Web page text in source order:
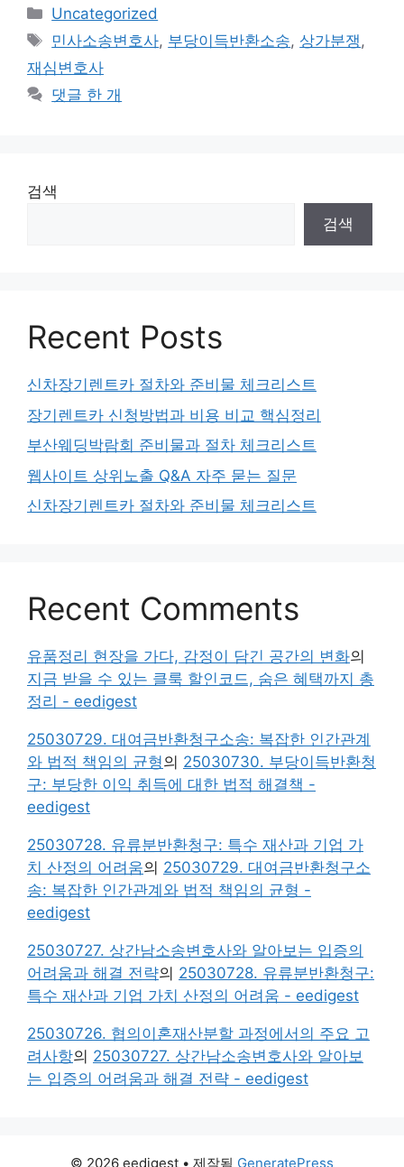
카
테
리
Uncategorized
태
그
민사소송변호사, 부당이득반환소송, 상가분쟁,
재심변호사
댓글 한 개
검색
검색
Recent Posts
신차장기렌트카 절차와 준비물 체크리스트
장기렌트카 신청방법과 비용 비교 핵심정리
부산웨딩박람회 준비물과 절차 체크리스트
웹사이트 상위노출 Q&A 자주 묻는 질문
신차장기렌트카 절차와 준비물 체크리스트
Recent Comments
유품정리 현장을 가다, 감정이 담긴 공간의 변화의
지금 받을 수 있는 클룩 할인코드, 숨은 혜택까지 총
정리 - eedigest
25030729. 대여금반환청구소송: 복잡한 인간관계
와 법적 책임의 균형의 25030730. 부당이득반환청
구: 부당한 이익 취득에 대한 법적 해결책 -
eedigest
25030728. 유류분반환청구: 특수 재산과 기업 가
치 산정의 어려움의 25030729. 대여금반환청구소
송: 복잡한 인간관계와 법적 책임의 균형 -
eedigest
25030727. 상간남소송변호사와 알아보는 입증의
어려움과 해결 전략의 25030728. 유류분반환청구:
특수 재산과 기업 가치 산정의 어려움 - eedigest
25030726. 협의이혼재산분할 과정에서의 주요 고
려사항의 25030727. 상간남소송변호사와 알아보
는 입증의 어려움과 해결 전략 - eedigest
© 2026 eedigest • 제작됨 GeneratePress